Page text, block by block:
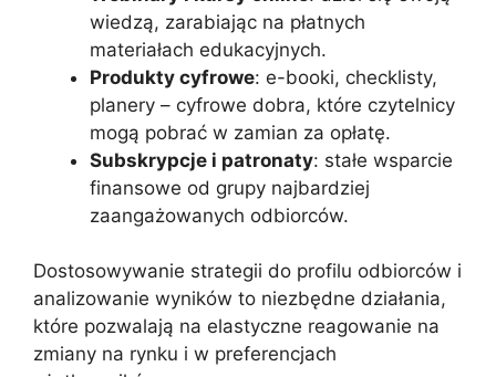
wiedzą, zarabiając na płatnych
materiałach edukacyjnych.
Produkty cyfrowe: e-booki, checklisty,
planery – cyfrowe dobra, które czytelnicy
mogą pobrać w zamian za opłatę.
Subskrypcje i patronaty: stałe wsparcie
finansowe od grupy najbardziej
zaangażowanych odbiorców.
Dostosowywanie strategii do profilu odbiorców i
analizowanie wyników to niezbędne działania,
które pozwalają na elastyczne reagowanie na
zmiany na rynku i w preferencjach